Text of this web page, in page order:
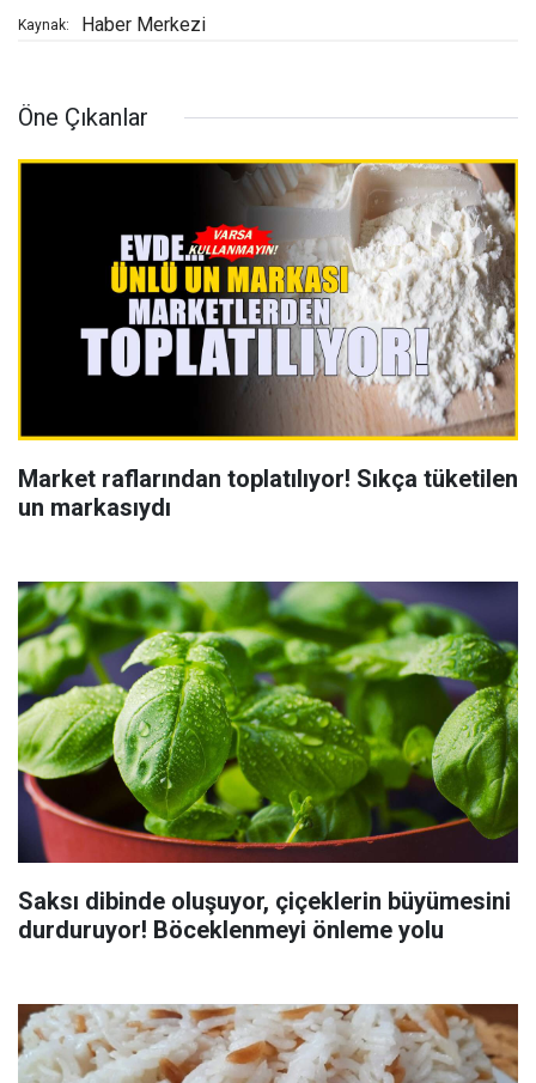
Kaynak: Haber Merkezi
Öne Çıkanlar
Market raflarından toplatılıyor! Sıkça tüketilen
un markasıydı
Saksı dibinde oluşuyor, çiçeklerin büyümesini
durduruyor! Böceklenmeyi önleme yolu